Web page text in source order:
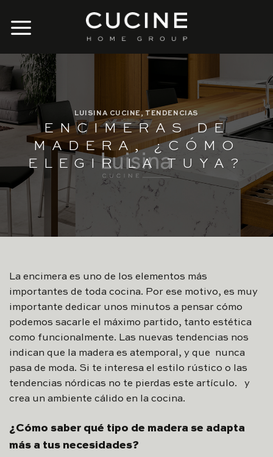
content
LUISINA CUCINE, TENDENCIAS
ENCIMERAS DE
MADERA, ¿CÓMO
ELEGIR LA TUYA?
La encimera es uno de los elementos más
importantes de toda cocina. Por ese motivo, es muy
importante dedicar unos minutos a pensar cómo
podemos sacarle el máximo partido, tanto estética
como funcionalmente. Las nuevas tendencias nos
indican que la madera es atemporal, y que nunca
pasa de moda. Si te interesa el estilo rústico o las
tendencias nórdicas no te pierdas este artículo. y
crea un ambiente cálido en la cocina.
¿Cómo saber qué tipo de madera se adapta
más a tus necesidades?